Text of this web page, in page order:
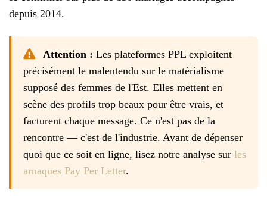
depuis 2014.
Attention : Les plateformes PPL exploitent
précisément le malentendu sur le matérialisme
supposé des femmes de l'Est. Elles mettent en
scène des profils trop beaux pour être vrais, et
facturent chaque message. Ce n'est pas de la
rencontre — c'est de l'industrie. Avant de dépenser
quoi que ce soit en ligne, lisez notre analyse sur les
arnaques Pay Per Letter.